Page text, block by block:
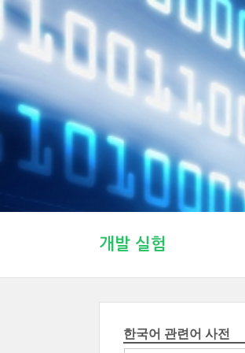
개발 실험
한국어 관련어 사전